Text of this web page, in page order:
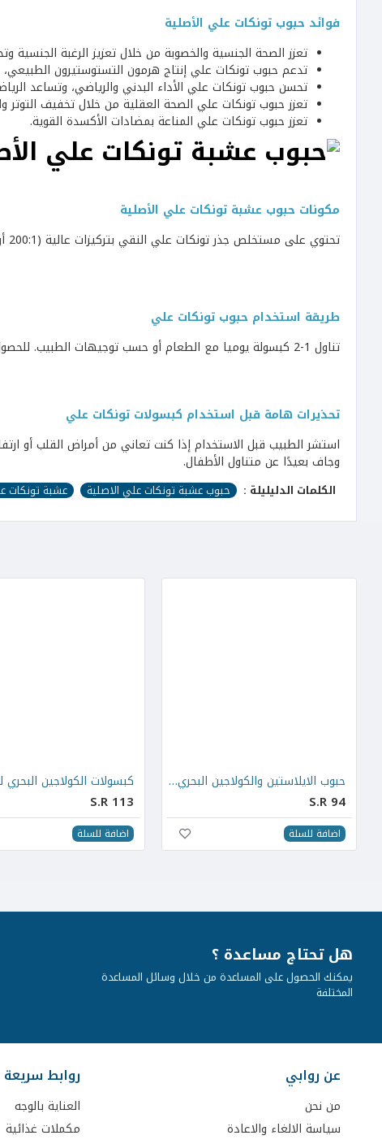
فوائد حبوب تونكات علي الأصلية
تعزز الصحة الجنسية والخصوبة من خلال تعزيز الرغبة الجنسية
تدعم حبوب تونكات علي إنتاج هرمون التستوستيرون
تحسن حبوب تونكات علي الأداء البدني والرياضي، وتساعد
تعزز حبوب تونكات علي الصحة العقلية من خلال تخفيف التوتر
تعزز حبوب تونكات علي المناعة بمضادات الأكسدة القوية.
مكونات حبوب عشبة تونكات علي الأصلية
تحتوي على مستخلص جذر تونكات علي النقي بتركيزات عالية (200:1 أو 400:1) داخل كبسولات نباتية خالية من الجلوتين وخالية من المواد
طريقة استخدام حبوب تونكات علي
تناول 1-2 كبسولة يوميا مع الطعام أو حسب توجيهات الطبيب. للحصول على أفضل النتائج، استخدمه باستمرار جنبًا إلى جنب مع نظام غذائي متوازن.
تحذيرات هامة قبل استخدام كبسولات تونكات علي
استشر الطبيب قبل الاستخدام إذا كنت تعاني من أمراض القلب أو
وجاف بعيدًا عن متناول الأطفال.
الكلمات الدليليلة : حبوب عشبة تونكات علي الاصلية عشبة تونكات
حبوب الايلاستين والكولاجين البحري 30 حبة
S.R 94
اضافة للسلة
S.R 113
اضافة للسلة
هل تحتاج مساعدة ؟
يمكنك الحصول على المساعدة من خلال وسائل المساعدة
المختلفة
عن روابي
من نحن
سياسة الالغاء والاعادة
روابط سريعة
العناية بالوجه
مكملات غذائية